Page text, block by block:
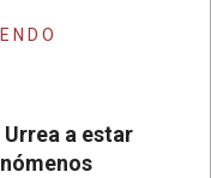
a estar